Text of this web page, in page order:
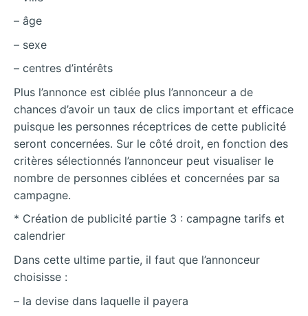
– âge
– sexe
– centres d’intérêts
Plus l’annonce est ciblée plus l’annonceur a de
chances d’avoir un taux de clics important et efficace
puisque les personnes réceptrices de cette publicité
seront concernées. Sur le côté droit, en fonction des
critères sélectionnés l’annonceur peut visualiser le
nombre de personnes ciblées et concernées par sa
campagne.
* Création de publicité partie 3 : campagne tarifs et
calendrier
Dans cette ultime partie, il faut que l’annonceur
choisisse :
– la devise dans laquelle il payera